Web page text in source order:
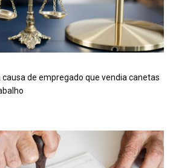
de empregado que vendia canetas